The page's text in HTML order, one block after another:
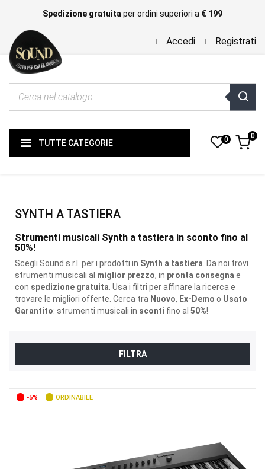
Spedizione gratuita per ordini superiori a € 199
Accedi Registrati
TUTTE CATEGORIE 0 0
SYNTH A TASTIERA
Strumenti musicali Synth a tastiera in sconto fino al
50%!
Scegli Sound s.r.l. per i prodotti in Synth a tastiera . Da noi trovi
strumenti musicali al miglior prezzo, in pronta consegna e
con spedizione gratuita . Usa i filtri per affinare la ricerca e
trovare le migliori offerte. Cerca tra Nuovo, Ex-Demo o Usato
Garantito: strumenti musicali in sconti fino al 50%!
FILTRA
-5% ORDINABILE